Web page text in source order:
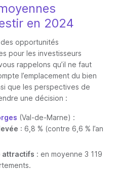
en 2024
opportunités
pour les investisseurs
rappelons qu’il ne faut
l’emplacement du bien
que les perspectives de
une décision :
(Val-de-Marne) :
: 6,8 % (contre 6,6 % l’an
attractifs : en moyenne 3 119